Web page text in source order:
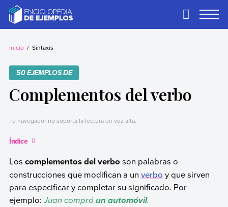
contentEjemplos
Necesitas ejemplos.
Primary
Inicio Sintaxis
50 EJEMPLOS DE
Complementos del verbo
Tu navegador no soporta la lectura en voz alta.
Índice
Los complementos del verbo son palabras o
construcciones que modifican a unverboy que sirven
para especificar y completar su significado. Por
ejemplo:Juan compró un automóvil.